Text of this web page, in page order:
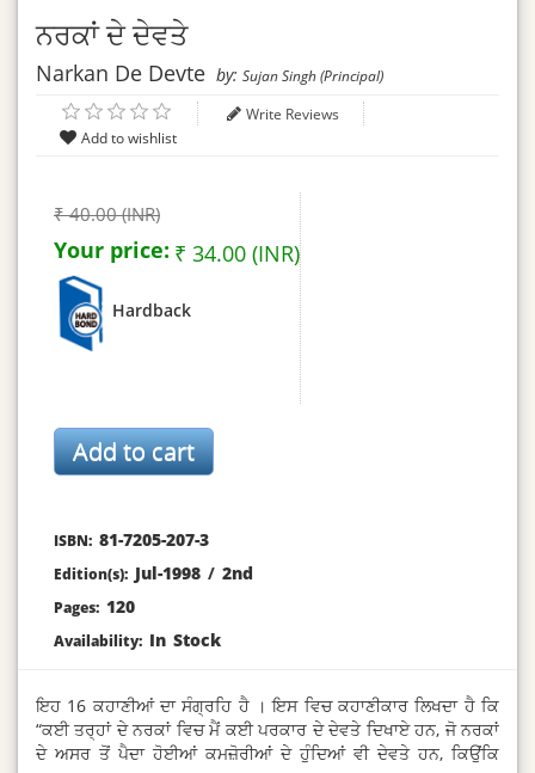
ਨਰਕਾਂ ਦੇ ਦੇਵਤੇ
Narkan De Devte by: Sujan Singh (Principal)
Write Reviews
₹ 40.00 (INR)
Your price: ₹ 34.00 (INR)
Hardback
ISBN: 81-7205-207-3
Edition(s): Jul-1998 / 2nd
Pages: 120
Availability: In Stock
ਇਹ 16 ਕਹਾਣੀਆਂ ਦਾ ਸੰਗ੍ਰਹਿ ਹੈ । ਇਸ ਵਿਚ ਕਹਾਣੀਕਾਰ ਲਿਖਦਾ ਹੈ ਕਿ
“ਕਈ ਤਰ੍ਹਾਂ ਦੇ ਨਰਕਾਂ ਵਿਚ ਮੈਂ ਕਈ ਪਰਕਾਰ ਦੇ ਦੇਵਤੇ ਦਿਖਾਏ ਹਨ, ਜੋ ਨਰਕਾਂ
ਦੇ ਅਸਰ ਤੋਂ ਪੈਦਾ ਹੋਈਆਂ ਕਮਜ਼ੋਰੀਆਂ ਦੇ ਹੁੰਦਿਆਂ ਵੀ ਦੇਵਤੇ ਹਨ, ਕਿਉਂਕਿ